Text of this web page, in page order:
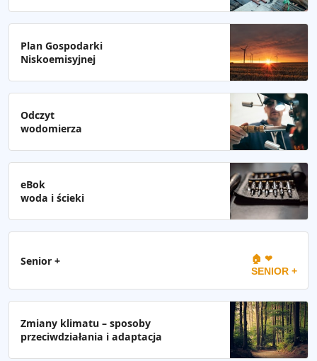
Plan Gospodarki
Niskoemisyjnej
Odczyt
wodomierza
eBok
woda i ścieki
Senior + 🏠 ❤
SENIOR +
Zmiany klimatu – sposoby
przeciwdziałania i adaptacja